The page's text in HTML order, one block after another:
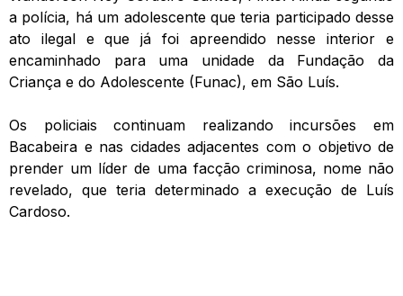
a polícia, há um adolescente que teria participado desse
ato ilegal e que já foi apreendido nesse interior e
encaminhado para uma unidade da Fundação da
Criança e do Adolescente (Funac), em São Luís.
Os policiais continuam realizando incursões em
Bacabeira e nas cidades adjacentes com o objetivo de
prender um líder de uma facção criminosa, nome não
revelado, que teria determinado a execução de Luís
Cardoso.